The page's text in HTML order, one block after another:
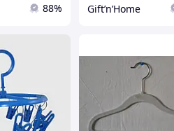
88% Gift’n’Home